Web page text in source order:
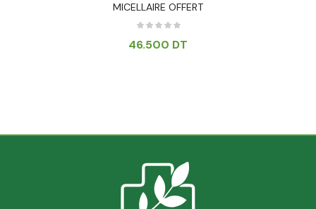
MICELLAIRE OFFERT
46.500 DT